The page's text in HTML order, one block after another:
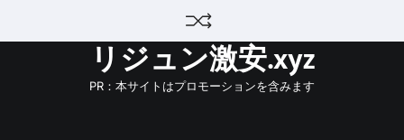
リジュン激安.xyz
PR：本サイトはプロモーションを含みます